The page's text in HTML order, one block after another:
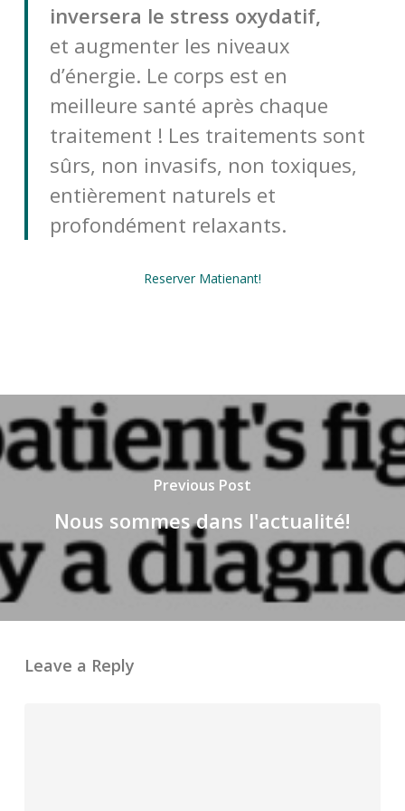
inversera le stress oxydatif,
et augmenter les niveaux
d’énergie. Le corps est en
meilleure santé après chaque
traitement ! Les traitements sont
sûrs, non invasifs, non toxiques,
entièrement naturels et
profondément relaxants.
Reserver Matienant!
Previous Post
Nous sommes dans l'actualité!
Leave a Reply